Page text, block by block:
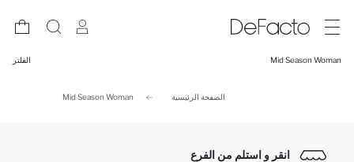
Mid Season Woman الفلتر
الصفحة الرئيسية Mid Season Woman
انقر و استلم من الفرع